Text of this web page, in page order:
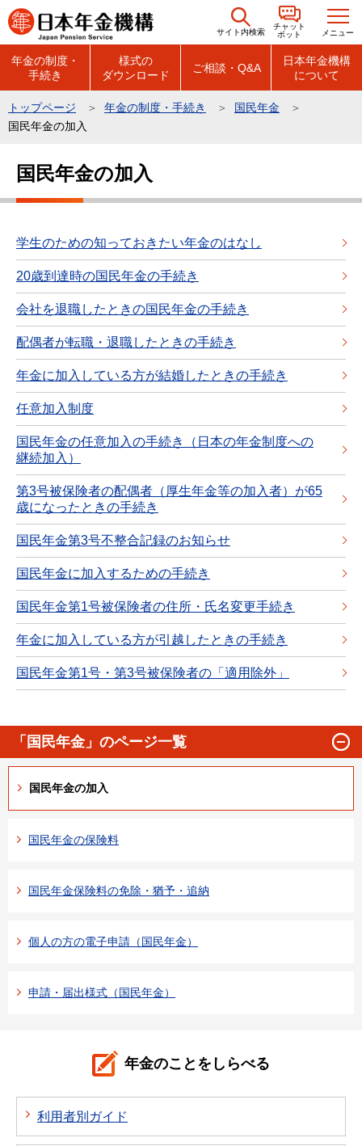
こ
の
の
す
サイト内検索
チャット
ボット
メニュー
年金の制度・
手続き
様式の
ダウンロード
ご相談・Q&A
日本年金機構
について
トップページ 年金の制度・手続き
国民年金
国民年金の加入
こ
国民年金の加入
学生のための知っておきたい年金のはなし
20歳到達時の国民年金の手続き
会社を退職したときの国民年金の手続き
配偶者が転職・退職したときの手続き
年金に加入している方が結婚したときの手続き
任意加入制度
国民年金の任意加入の手続き（日本の年金制度への
継続加入）
第3号被保険者の配偶者（厚生年金等の加入者）が65
歳になったときの手続き
国民年金第3号不整合記録のお知らせ
国民年金に加入するための手続き
国民年金第1号被保険者の住所・氏名変更手続き
年金に加入している方が引越したときの手続き
国民年金第1号・第3号被保険者の「適用除外」
「国民年金」のページ一覧
国民年金の加入
国民年金の保険料
国民年金保険料の免除・猶予・追納
個人の方の電子申請（国民年金）
申請・届出様式（国民年金）
年金のことをしらべる
利用者別ガイド